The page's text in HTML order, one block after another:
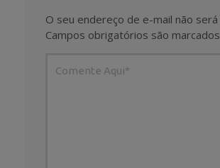
O seu endereço de e-mail não será
Campos obrigatórios são